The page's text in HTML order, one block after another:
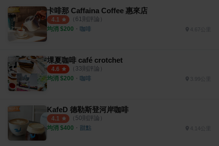
卡啡那 Caffaina Coffee 惠來店
4.1 （ 61則評論）
均消 $200 ・ 咖啡 4.67公里
堁夏咖啡 café crotchet
4.6 （ 33則評論）
均消 $200 ・ 咖啡
KafeD 德勒斯登河岸咖啡
4.1 （ 50則評論）
均消 $400 ・ 甜點 4.14公里